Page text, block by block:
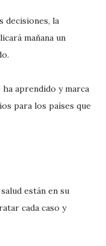
decisiones, la
mañana un
aprendido y marca
para los países que
están en su
cada caso y